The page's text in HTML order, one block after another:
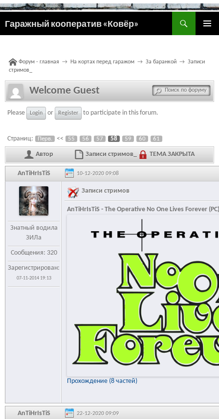
Гаражный кооператив «Ковёр»
ПЕРЕЙТИ
Форум - главная → На кортах перед гаражом → За баранкой → Записи
стримов_
Welcome Guest
Please Login or Register to participate in this forum.
Страниц: Перв. << 55 56 57 58 59 60 61
Автор Записи стримов_ ТЕМА ЗАКРЫТА
AnTiHrIsTiS 10-12-2020 09:08
Знатный водила
ЗИЛа
Сообщения: 320
Зарегистрирован:
07-11-2014 19:13
Записи стримов
AnTiHrIsTiS - The Operative No One Lives Forever (PC)
Прохождение (8 частей)
AnTiHrIsTiS 22-12-2020 09:09